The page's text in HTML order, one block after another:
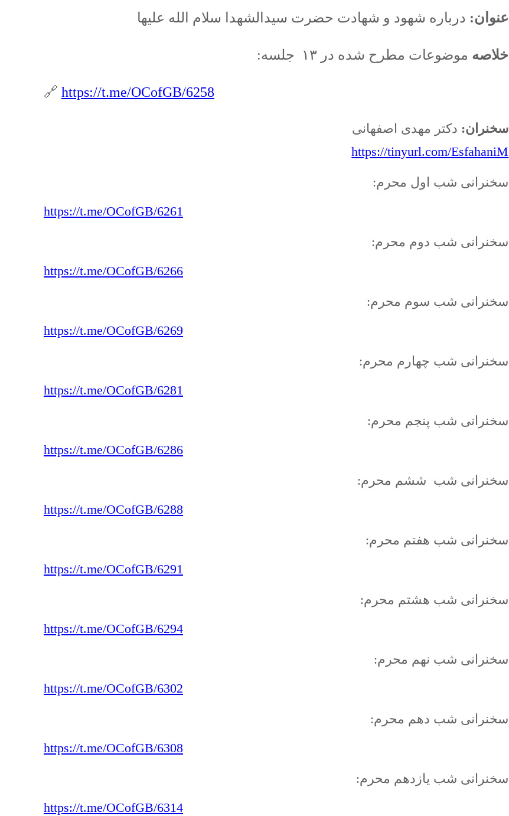
عنوان: درباره شهود و شهادت حضرت سیدالشهدا سلام الله علیها
خلاصه موضوعات مطرح شده در ۱۳ جلسه:
🔗 https://t.me/OCofGB/6258
سخنران: دكتر مهدی اصفهانی
https://tinyurl.com/EsfahaniM
سخنرانی شب اول محرم:
https://t.me/OCofGB/6261
سخنرانی شب دوم محرم:
https://t.me/OCofGB/6266
سخنرانی شب سوم محرم:
https://t.me/OCofGB/6269
سخنرانی شب چهارم محرم:
https://t.me/OCofGB/6281
سخنرانی شب پنجم محرم:
https://t.me/OCofGB/6286
سخنرانی شب ششم محرم:
https://t.me/OCofGB/6288
سخنرانی شب هفتم محرم:
https://t.me/OCofGB/6291
سخنرانی شب هشتم محرم:
https://t.me/OCofGB/6294
سخنرانی شب نهم محرم:
https://t.me/OCofGB/6302
سخنرانی شب دهم محرم:
https://t.me/OCofGB/6308
سخنرانی شب یازدهم محرم:
https://t.me/OCofGB/6314